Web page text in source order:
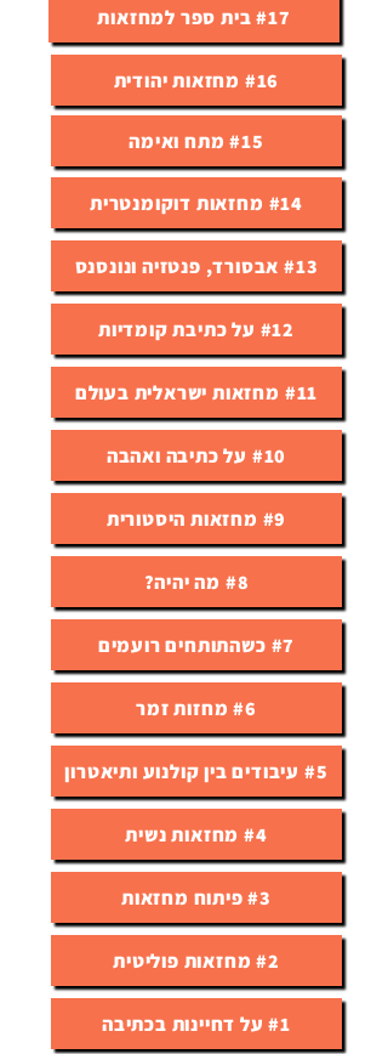
#17 בית ספר למחזאות
#16 מחזאות יהודית
#15 מתח ואימה
#14 מחזאות דוקומנטרית
#13 אבסורד, פנטזיה ונונסנס
#12 על כתיבת קומדיות
#11 מחזאות ישראלית בעולם
#10 על כתיבה ואהבה
#9 מחזאות היסטורית
#8 מה יהיה?
#7 כשהתותחים רועמים
#6 מחזות זמר
#5 עיבודים בין קולנוע ותיאטרון
#4 מחזאות נשית
#3 פיתוח מחזאות
#2 מחזאות פוליטית
#1 על דחיינות בכתיבה